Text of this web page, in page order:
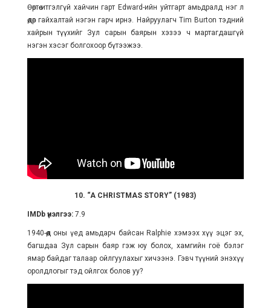
Өөртөө итгэлгүй хайчин гарт Edward-ийн уйтгарт амьдралд нэг л
өдөр гайхалтай нэгэн гарч ирнэ. Найруулагч Tim Burton тэдний
хайрын түүхийг Зул сарын баярын хэзээ ч мартагдашгүй
нэгэн хэсэг болгохоор бүтээжээ.
10. “A CHRISTMAS STORY” (1983)
IMDb үнэлгээ:7.9
1940-өөд оны үед амьдарч байсан Ralphie хэмээх хүү эцэг эх,
багшдаа Зул сарын баяр гэж юу болох, хамгийн гоё бэлэг
ямар байдаг талаар ойлгуулахыг хичээнэ. Гэвч түүний энэхүү
оролдлогыг тэд ойлгох болов уу?